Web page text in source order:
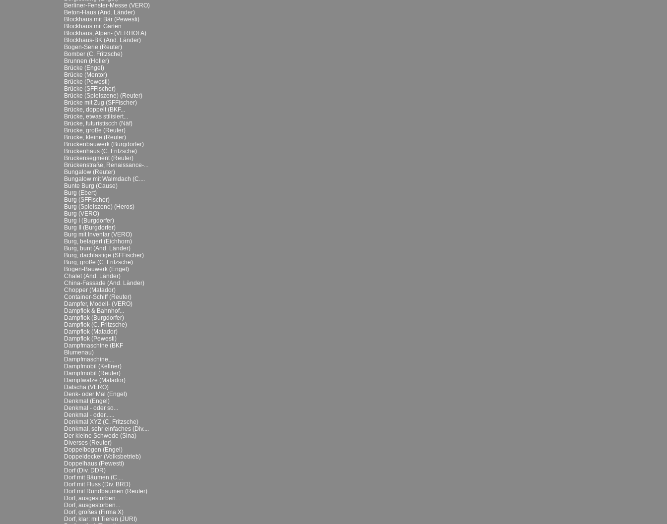
Berliner-Fenster-Messe (VERO)
Beton-Haus (And. Länder)
Blockhaus mit Bär (Pewesti)
Blockhaus mit Garten...
Blockhaus, Alpen- (VERHOFA)
Blockhaus-BK (And. Länder)
Bogen-Serie (Reuter)
Bomber (C. Fritzsche)
Brunnen (Holler)
Brücke (Engel)
Brücke (Mentor)
Brücke (Pewesti)
Brücke (SFFischer)
Brücke (Spielszene) (Reuter)
Brücke mit Zug (SFFischer)
Brücke, doppelt (BKF...
Brücke, etwas stilisiert...
Brücke, futuristiscch (Näf)
Brücke, große (Reuter)
Brücke, kleine (Reuter)
Brückenbauwerk (Burgdorfer)
Brückenhaus (C. Fritzsche)
Brückensegment (Reuter)
Brückenstraße, Renaissance-...
Bungalow (Reuter)
Bungalow mit Walmdach (C....
Bunte Burg (Cause)
Burg (Ebert)
Burg (SFFischer)
Burg (Spielszene) (Heros)
Burg (VERO)
Burg I (Burgdorfer)
Burg II (Burgdorfer)
Burg mit Inventar (VERO)
Burg, belagert (Eichhorn)
Burg, bunt (And. Länder)
Burg, dachlastige (SFFischer)
Burg, große (C. Fritzsche)
Bögen-Bauwerk (Engel)
Chalet (And. Länder)
China-Fassade (And. Länder)
Chopper (Matador)
Container-Schiff (Reuter)
Dampfer, Modell- (VERO)
Dampflok & Bahnhof...
Dampflok (Burgdorfer)
Dampflok (C. Fritzsche)
Dampflok (Matador)
Dampflok (Pewesti)
Dampfmaschine (BKF
Blumenau)
Dampfmaschine,...
Dampfmobil (Kellner)
Dampfmobil (Reuter)
Dampfwalze (Matador)
Datscha (VERO)
Denk- oder Mal (Engel)
Denkmal (Engel)
Denkmal - oder so...
Denkmal - oder......
Denkmal XYZ (C. Fritzsche)
Denkmal, sehr einfaches (Div....
Der kleine Schwede (Sina)
Diverses (Reuter)
Doppelbogen (Engel)
Doppeldecker (Volksbetrieb)
Doppelhaus (Pewesti)
Dorf (Div. DDR)
Dorf mit Bäumen (C....
Dorf mit Fluss (Div. BRD)
Dorf mit Rundbäumen (Reuter)
Dorf, ausgestorben...
Dorf, ausgestorben...
Dorf, großes (Firma X)
Dorf, klar: mit Tieren (JURI)